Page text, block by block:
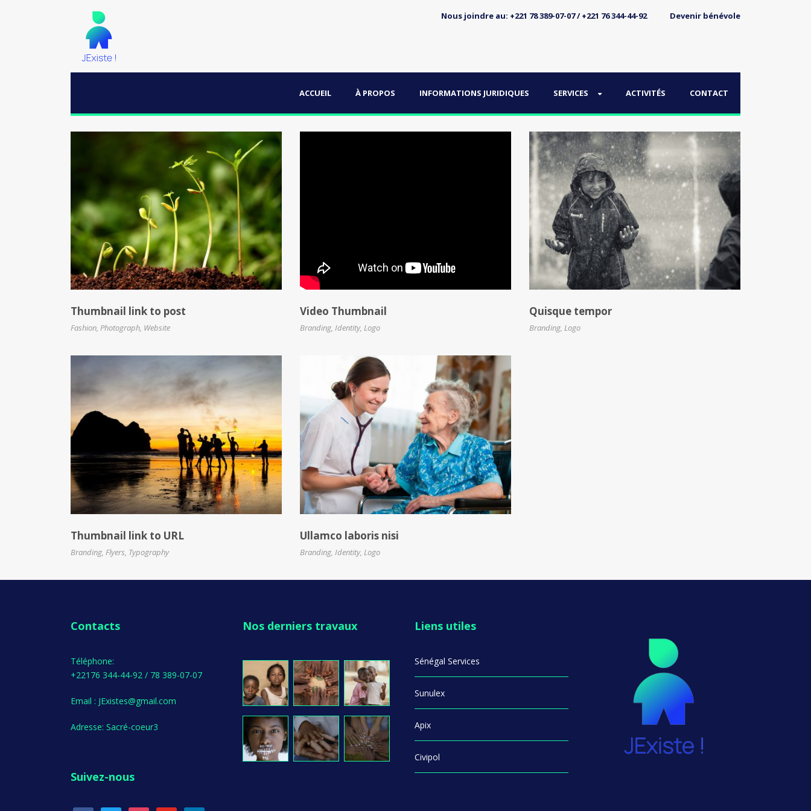
Nous joindre au: +221 78 389-07-07 / +221 76 344-44-92 Devenir bénévole
ACCUEIL À PROPOS INFORMATIONS JURIDIQUES SERVICES ACTIVITÉS CONTACT
Thumbnail link to post
Fashion, Photograph, Website
Video Thumbnail
Branding, Identity, Logo
Quisque tempor
Branding, Logo
Thumbnail link to URL
Branding, Flyers, Typography
Ullamco laboris nisi
Branding, Identity, Logo
Contacts
Téléphone:
+22176 344-44-92 / 78 389-07-07
Email : JExistes@gmail.com
Adresse: Sacré-coeur3
Suivez-nous
Nos derniers travaux Liens utiles
Sénégal Services
Sunulex
Apix
Civipol